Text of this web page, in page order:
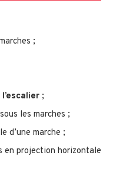
;
;
les marches ;
d’une marche ;
en projection horizontale